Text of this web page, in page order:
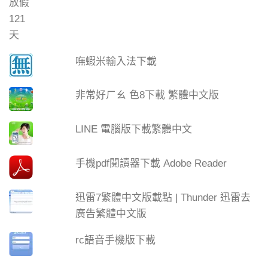
嘸蝦米輸入法下載
非常好ㄏㄠ 色8下載 繁體中文版
LINE 電腦版下載繁體中文
手機pdf閱讀器下載 Adobe Reader
迅雷7繁體中文版載點 | Thunder 迅雷去
廣告繁體中文版
rc語音手機版下載